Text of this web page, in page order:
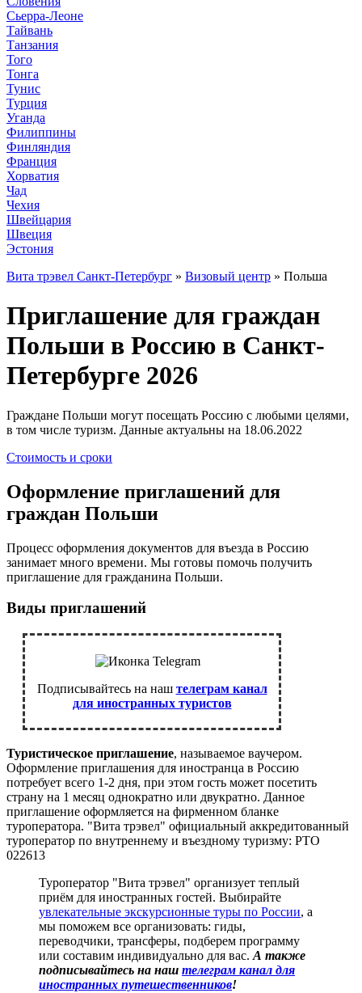
Сьерра-Леоне
Тайвань
Танзания
Того
Тонга
Тунис
Турция
Уганда
Филиппины
Финляндия
Франция
Хорватия
Чад
Чехия
Швейцария
Швеция
Эстония
Вита трэвел Санкт-Петербург » Визовый центр » Польша
Приглашение для граждан
Польши в Россию в Санкт-
Петербурге 2026
Граждане Польши могут посещать Россию с любыми целями,
в том числе туризм. Данные актуальны на 18.06.2022
Стоимость и сроки
Оформление приглашений для
граждан Польши
Процесс оформления документов для въезда в Россию
занимает много времени. Мы готовы помочь получить
приглашение для гражданина Польши.
Виды приглашений
Подписывайтесь на наш телеграм канал
для иностранных туристов
Туристическое приглашение, называемое ваучером.
Оформление приглашения для иностранца в Россию
потребует всего 1-2 дня, при этом гость может посетить
страну на 1 месяц однократно или двукратно. Данное
приглашение оформляется на фирменном бланке
туроператора. "Вита трэвел" официальный аккредитованный
туроператор по внутреннему и въездному туризму: РТО
022613
Туроператор "Вита трэвел" организует теплый
приём для иностранных гостей. Выбирайте
увлекательные экскурсионные туры по России, а
мы поможем все организовать: гиды,
переводчики, трансферы, подберем программу
или составим индивидуально для вас.А также
подписывайтесь на наш телеграм канал для
иностранных путешественников!